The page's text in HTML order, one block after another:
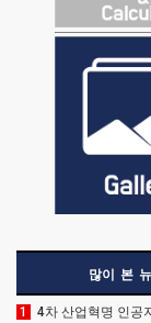
많이 본
1
4차 산업혁명 인공